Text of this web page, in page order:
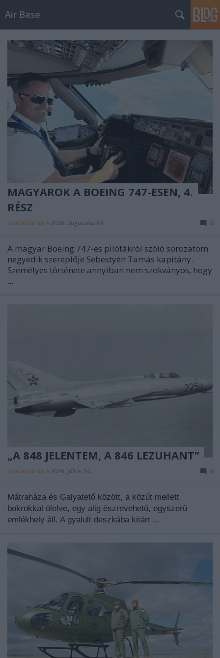
Air Base
MAGYAROK A BOEING 747-ESEN, 4.
RÉSZ
szórád tamás • 2026. augusztus 04. 0
A magyar Boeing 747-es pilótákról szóló sorozatom
negyedik szereplője Sebestyén Tamás kapitány.
Személyes története annyiban nem szokványos, hogy
...
„A 848 JELENTEM, A 846 LEZUHANT”
szórád tamás • 2026. július 14. 0
Mátraháza és Galyatető között, a közút mellett
bokrokkal ölelve, egy alig észrevehető, egyszerű
emlékhely áll. A gyalult deszkába kitárt ...